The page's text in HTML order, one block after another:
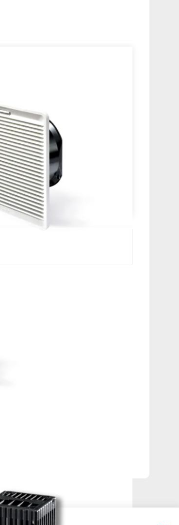
için kullanılan önemli bir
korumak veya ayarlamak
şunları içerebilir:
sıcaklık ve nem seviyelerini
ve nem değerlerine
sağlar.
amacıyla kullanılan filtre
hava almak için kullanılır.
önlemek amacıyla